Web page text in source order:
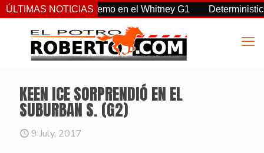
ÚLTIMAS NOTICIASsupremo en el Whitney G1 Deterministic:
KEEN ICE SORPRENDIÓ EN EL
SUBURBAN S. (G2)
9 July, 2017